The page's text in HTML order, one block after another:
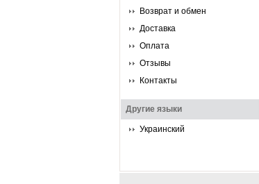
Возврат и обмен
Доставка
Оплата
Отзывы
Контакты
Другие языки
Украинский